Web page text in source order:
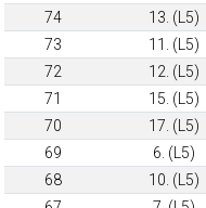
74
13. (L5)
73
11. (L5)
72
12. (L5)
71
15. (L5)
70
17. (L5)
69
6. (L5)
68
10. (L5)